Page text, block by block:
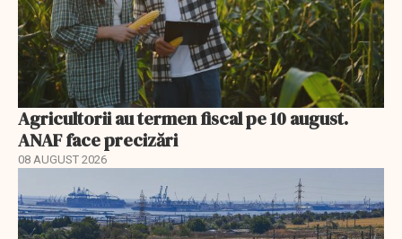
Agricultorii au termen fiscal pe 10 august.
ANAF face precizări
08 AUGUST 2026